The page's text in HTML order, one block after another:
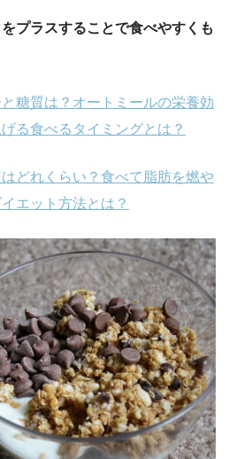
プラスすることで食べやすくも
糖質は？オートミールの栄養効
る食べるタイミングとは？
どれくらい？食べて脂肪を燃や
エット方法とは？